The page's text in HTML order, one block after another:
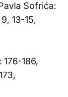
Sofrića:
13-15,
186,